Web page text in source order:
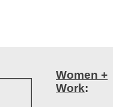
Women +
Work: